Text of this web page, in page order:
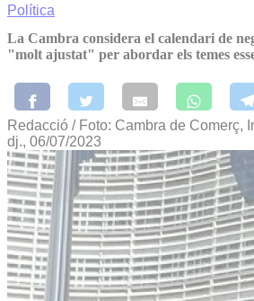
Política
La Cambra considera el calendari de
"molt ajustat" per abordar els temes
Redacció / Foto: Cambra de Comerç,
dj., 06/07/2023